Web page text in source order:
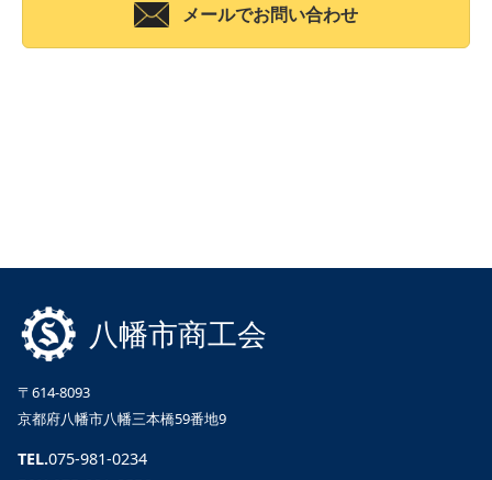
メールでお問い合わせ
八幡市商工会
〒614-8093
京都府八幡市八幡三本橋59番地9
TEL.075-981-0234